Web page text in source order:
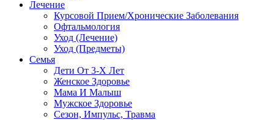
Лечение
Курсовой Прием/Хронические Заболевания
Офтальмология
Уход (Лечение)
Уход (Предметы)
Семья
Дети От 3-Х Лет
Женское Здоровье
Мама И Малыш
Мужское Здоровье
Сезон, Импульс, Травма